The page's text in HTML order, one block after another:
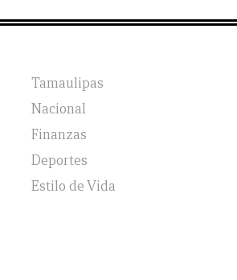
Tamaulipas
Nacional
Finanzas
Deportes
Estilo de Vida